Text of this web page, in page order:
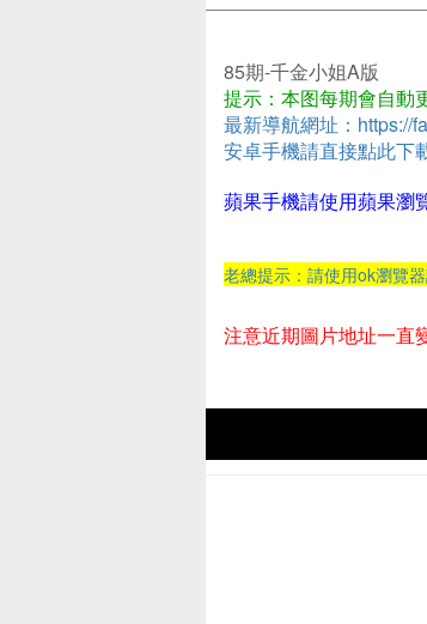
85期-千金小姐A版
提示：本图每期會自動
最新導航網址：https://
安卓手機請直接點此下
蘋果手機請使用蘋果瀏
老總提示：請使用ok瀏覽
注意近期圖片地址一直